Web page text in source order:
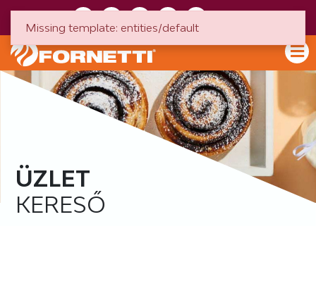
ÜZLET
KERESŐ
Missing template: entities/default